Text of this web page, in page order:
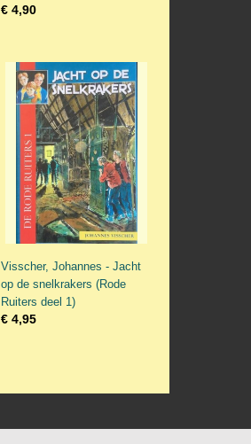
€ 4,90
Visscher, Johannes - Jacht
op de snelkrakers (Rode
Ruiters deel 1)
€ 4,95